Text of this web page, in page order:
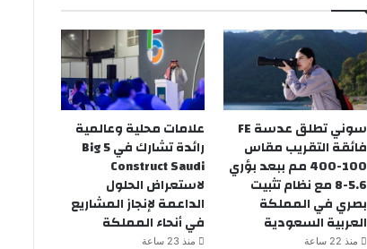
سوني تطلق عدسة FE
فائقة التقريب مقاس
100-400 مم ببعد بؤري
5.6-8 مع نظام تثبيت
بصري في المملكة
العربية السعودية
منذ 22 ساعة
علامات محلية وعالمية
رائدة تشارك في Big 5
Construct Saudi
لاستعراض الحلول
الداعمة لإنجاز المشاريع
في أنحاء المملكة
منذ 23 ساعة